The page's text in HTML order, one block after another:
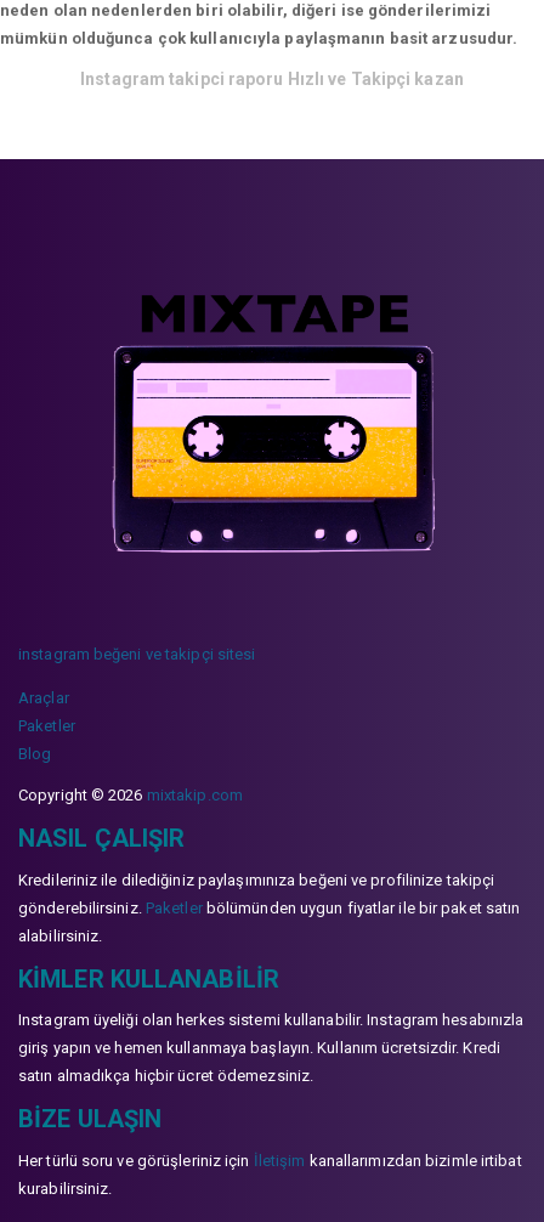
neden olan nedenlerden biri olabilir, diğeri ise gönderilerimizi
mümkün olduğunca çok kullanıcıyla paylaşmanın basit arzusudur.
Instagram takipci raporu Hızlı ve Takipçi kazan
instagram beğeni ve takipçi sitesi
Araçlar
Paketler
Blog
Copyright © 2026 mixtakip.com
NASIL ÇALIŞIR
Kredileriniz ile dilediğiniz paylaşımınıza beğeni ve profilinize takipçi
gönderebilirsiniz. Paketlerbölümünden uygun fiyatlar ile bir paket satın
alabilirsiniz.
KIMLER KULLANABILIR
Instagram üyeliği olan herkes sistemi kullanabilir. Instagram hesabınızla
giriş yapın ve hemen kullanmaya başlayın. Kullanım ücretsizdir. Kredi
satın almadıkça hiçbir ücret ödemezsiniz.
BIZE ULAŞIN
Her türlü soru ve görüşleriniz için İletişim kanallarımızdan bizimle irtibat
kurabilirsiniz.